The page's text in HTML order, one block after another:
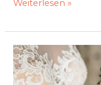
Weiterlesen »
Die
perfekte